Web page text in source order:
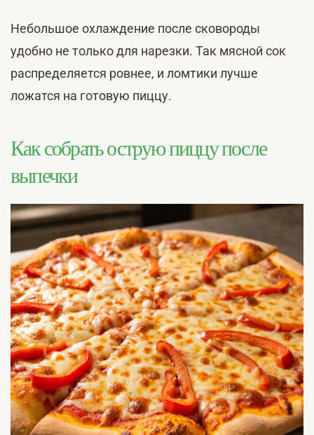
Небольшое охлаждение после сковороды
удобно не только для нарезки. Так мясной сок
распределяется ровнее, и ломтики лучше
ложатся на готовую пиццу.
Как собрать острую пиццу после
выпечки